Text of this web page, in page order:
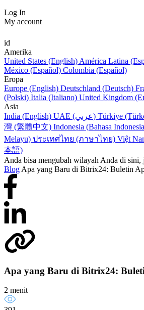
Log In
My account
id
Amerika
United States (English) América Latina
México (Español) Colombia (Español)
Eropa
Europe (English) Deutschland (Deutsch)
(Polski) Italia (Italiano) United Kingdom
Asia
India (English)
UAE (عربي) Türkiye
灣 (繁體中文) Indonesia (Bahasa
Melayu) ประเทศไทย (ภาษาไทย) Việt
本語)
Anda bisa mengubah wilayah Anda di sini,
Blog Apa yang Baru di Bitrix24: Buletin
Apa yang Baru di Bitrix24:
2 menit